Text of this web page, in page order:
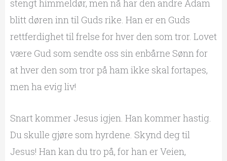
stengt himmeldør, men nå har den andre Adam
blitt døren inn til Guds rike. Han er en Guds
rettferdighet til frelse for hver den som tror. Lovet
være Gud som sendte oss sin enbårne Sønn for
at hver den som tror på ham ikke skal fortapes,
men ha evig liv!
Snart kommer Jesus igjen. Han kommer hastig.
Du skulle gjøre som hyrdene. Skynd deg til
Jesus! Han kan du tro på, for han er Veien,